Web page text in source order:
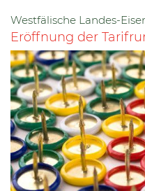
Westfälische Landes-
Eröffnung der